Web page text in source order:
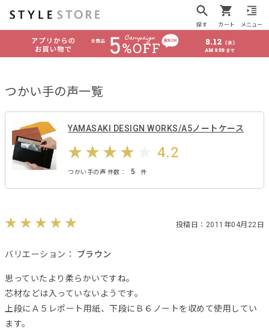
探す カート メニュー
つかい手の声一覧
YAMASAKI DESIGN WORKS/A5ノートケース
4.2
つかい手の声 件数： 5 件
投稿日：2011年04月22日
バリエーション： ブラウン
思っていたより柔らかいですね。
芯材などは入っていないようです。
上段にＡ５レポート用紙、下段にＢ６ノートを収めて使用してい
ます。